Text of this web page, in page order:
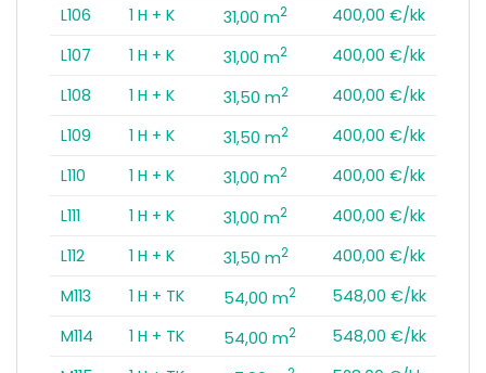
L106
1 H + K 31,00 m2
400,00 €/kk
L107
1 H + K 31,00 m2
400,00 €/kk
L108
1 H + K 31,50 m2
400,00 €/kk
L109
1 H + K 31,50 m2
400,00 €/kk
L110
1 H + K 31,00 m2
400,00 €/kk
L111
1 H + K 31,00 m2
400,00 €/kk
L112
1 H + K 31,50 m2
400,00 €/kk
M113
1 H + TK 54,00 m2
548,00 €/kk
M114
1 H + TK 54,00 m2
548,00 €/kk